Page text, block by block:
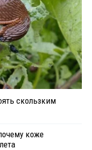
скользким
коже